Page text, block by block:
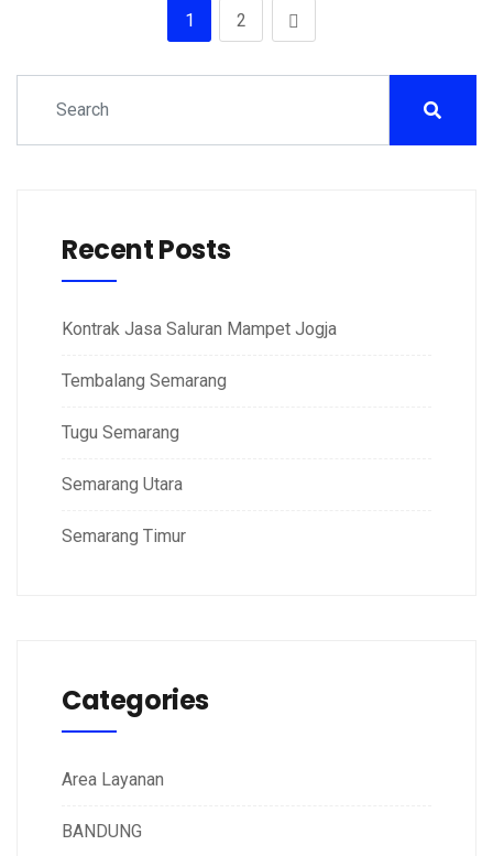
1 2
Recent Posts
Kontrak Jasa Saluran Mampet Jogja
Tembalang Semarang
Tugu Semarang
Semarang Utara
Semarang Timur
Categories
Area Layanan
BANDUNG